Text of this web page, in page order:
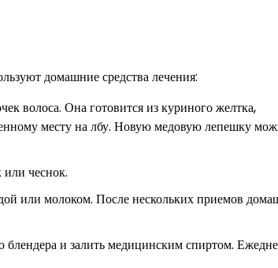
домашние средства лечения:
волоса. Она готовится из куриного желтка,
месту на лбу. Новую медовую лепешку
чеснок.
или молоком. После нескольких приемов
и залить медицинским спиртом.